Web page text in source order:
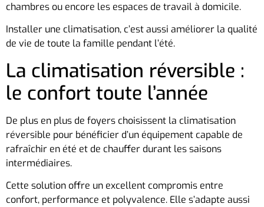
chambres ou encore les espaces de travail à domicile.
Installer une climatisation, c’est aussi améliorer la qualité
de vie de toute la famille pendant l’été.
La climatisation réversible :
le confort toute l’année
De plus en plus de foyers choisissent la climatisation
réversible pour bénéficier d’un équipement capable de
rafraîchir en été et de chauffer durant les saisons
intermédiaires.
Cette solution offre un excellent compromis entre
confort, performance et polyvalence. Elle s’adapte aussi